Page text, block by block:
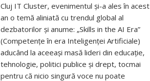
Cluj IT Cluster, evenimentul și-a ales în acest
an o temă aliniată cu trendul global al
dezbatorilor și anume: „Skills in the AI Era”
(Competențe în era Inteligenței Artificiale)
aducând la aceeași masă lideri din educație,
tehnologie, politici publice și drept, tocmai
pentru că nicio singură voce nu poate